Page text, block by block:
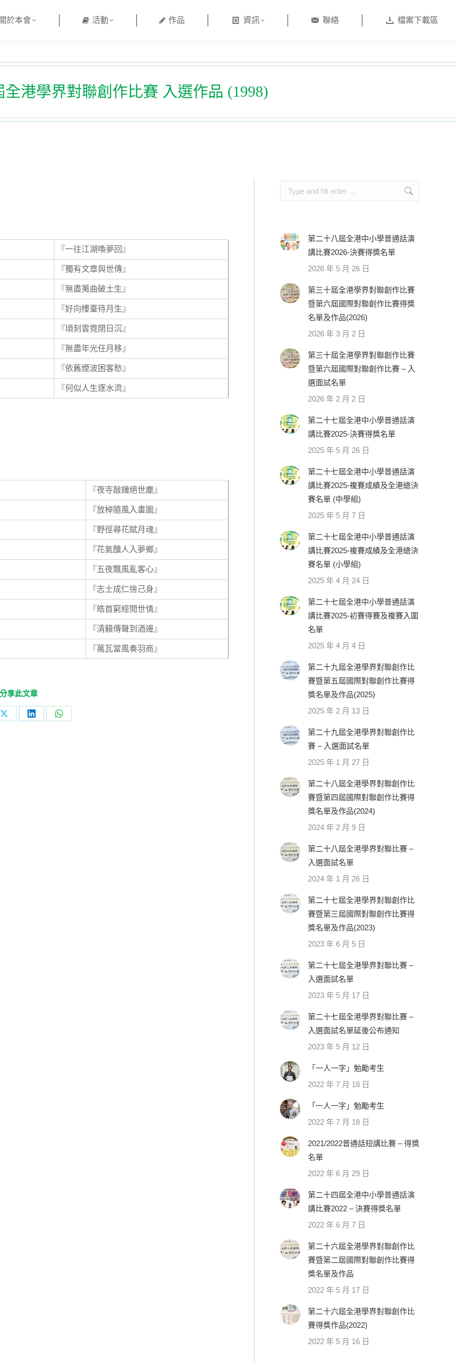
關於本會 活動 作品 資訊 聯絡 檔案下載區
全港學界對聯創作比賽 入選作品 (1998)
『一往江湖喚夢回』
『獨有文章與世傳』
『無盡荑曲破土生』
『好向樓臺待月生』
『頃刻雲霓閉日沉』
『無盡年光任月移』
『依舊煙波困客愁』
『何似人生逐水流』
『夜寺敲鐘絕世塵』
『放棹隨風入畫圖』
『野徑尋花賦月魂』
『花氣醺人入夢鄉』
『五夜飄風亂客心』
『志士成仁捨己身』
『皓首窮經閱世情』
『清籟傳聲到酒邊』
『萬瓦當風奏羽商』
分享此文章
Share
Share
Share
Search:
第二十八屆全港中小學普通話演
講比賽2026-決賽得獎名單
2026 年 5 月 26 日
第三十屆全港學界對聯創作比賽
暨第六屆國際對聯創作比賽得獎
名單及作品(2026)
2026 年 3 月 2 日
第三十屆全港學界對聯創作比賽
暨第六屆國際對聯創作比賽 – 入
選面試名單
2026 年 2 月 2 日
第二十七屆全港中小學普通話演
講比賽2025-決賽得獎名單
2025 年 5 月 26 日
第二十七屆全港中小學普通話演
講比賽2025-複賽成績及全港總決
賽名單 (中學組)
2025 年 5 月 7 日
第二十七屆全港中小學普通話演
講比賽2025-複賽成績及全港總決
賽名單 (小學組)
2025 年 4 月 24 日
第二十七屆全港中小學普通話演
講比賽2025-初賽得賽及複賽入圍
名單
2025 年 4 月 4 日
第二十九屆全港學界對聯創作比
賽暨第五屆國際對聯創作比賽得
獎名單及作品(2025)
2025 年 2 月 13 日
第二十九屆全港學界對聯創作比
賽 – 入選面試名單
2025 年 1 月 27 日
第二十八屆全港學界對聯創作比
賽暨第四屆國際對聯創作比賽得
獎名單及作品(2024)
2024 年 2 月 9 日
第二十八屆全港學界對聯比賽 –
入選面試名單
2024 年 1 月 26 日
第二十七屆全港學界對聯創作比
賽暨第三屆國際對聯創作比賽得
獎名單及作品(2023)
2023 年 6 月 5 日
第二十七屆全港學界對聯比賽 –
入選面試名單
2023 年 5 月 17 日
第二十七屆全港學界對聯比賽 –
入選面試名單延後公布通知
2023 年 5 月 12 日
「一人一字」勉勵考生
2022 年 7 月 18 日
「一人一字」勉勵考生
2022 年 7 月 18 日
2021/2022普通話短講比賽 – 得獎
名單
2022 年 6 月 29 日
第二十四屆全港中小學普通話演
講比賽2022 – 決賽得獎名單
2022 年 6 月 7 日
第二十六屆全港學界對聯創作比
賽暨第二屆國際對聯創作比賽得
獎名單及作品
2022 年 5 月 17 日
第二十六屆全港學界對聯創作比
賽得獎作品(2022)
2022 年 5 月 16 日